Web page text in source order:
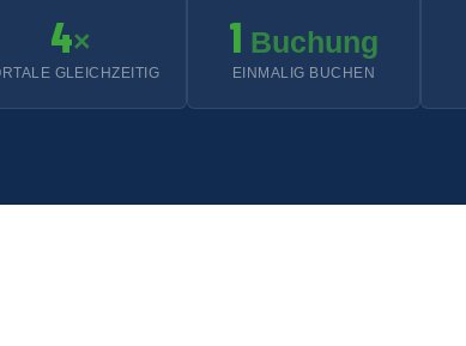
4×
GLEICHZEITIG
1 Buchung
EINMALIG BUCHEN